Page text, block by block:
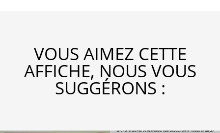
VOUS AIMEZ CETTE
AFFICHE, NOUS VOUS
SUGGÉRONS :